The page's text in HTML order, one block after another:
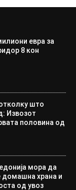
евра за
8 кон
што
Извозот
половина од
мора да
домашна храна и
од увоз